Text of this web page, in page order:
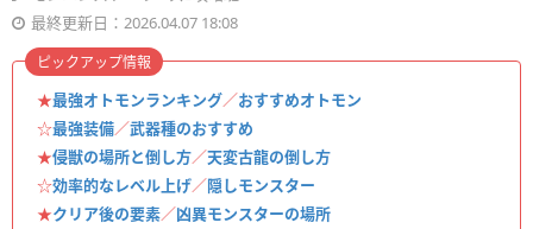
最終更新日：2026.04.07 18:08
★最強オトモンランキング／おすすめオトモン
☆最強装備／武器種のおすすめ
★侵獣の場所と倒し方／天変古龍の倒し方
☆効率的なレベル上げ／隠しモンスター
★クリア後の要素／凶異モンスターの場所
ピックアップ情報